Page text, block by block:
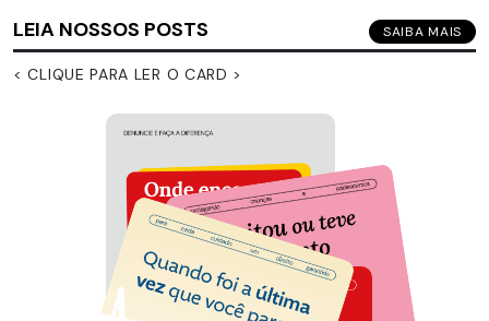
LEIA NOSSOS POSTS SAIBA MAIS
< CLIQUE PARA LER O CARD >